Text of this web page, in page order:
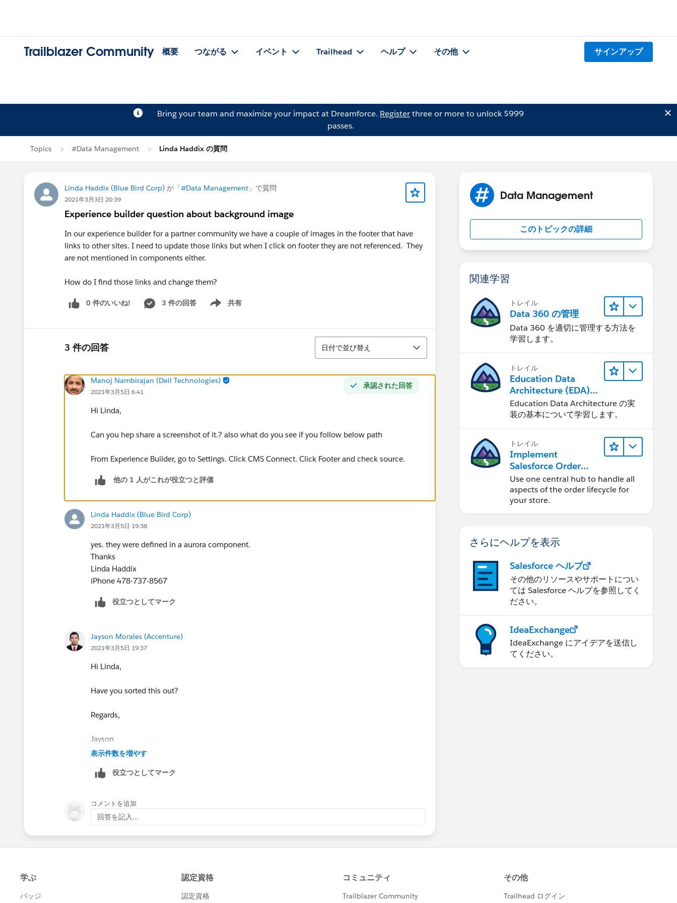
Trailblazer Community 概要 つながる イベント Trailhead ヘルプ その他 サインアップ
Bring your team and maximize your impact at Dreamforce. Registerthree or more to unlock $999
passes.
Topics #Data Management Linda Haddix の質問
Linda Haddix (Blue Bird Corp) が「#Data Management 」で質問
2021年3月3日 20:39
Experience builder question about background image
In our experience builder for a partner community we have a couple of images in the footer that have
links to other sites. I need to update those links but when I click on footer they are not referenced. They
are not mentioned in components either.
How do I find those links and change them?
0 件のいいね! 3 件の回答 共有
Show menu
3 件の回答
並び替え
日付で並び替え
承認された回答
Manoj Nambirajan (Dell Technologies)
2021年3月5日 6:41
Hi Linda,
Can you hep share a screenshot of it.? also what do you see if you follow below path
From Experience Builder, go to Settings. Click CMS Connect. Click Footer and check source.
他の 1 人がこれが役立つと評価
Linda Haddix (Blue Bird Corp)
2021年3月5日 19:38
yes. they were defined in a aurora component.
Thanks
Linda Haddix
iPhone 478-737-8567
役立つとしてマーク
Jayson Morales (Accenture)
2021年3月5日 19:37
Hi Linda,
Have you sorted this out?
Regards,
​​​​​​​Jayson
表示件数を増やす
役立つとしてマーク
コメントを追加
回答を記入...
Data Management
このトピックの詳細
関連学習
トレイル
Data 360 の管理
Data 360 を適切に管理する方法を
学習します。
トレイル
Education Data
Architecture (EDA)
の管理
Education Data Architecture の実
装の基本について学習します。
トレイル
Implement
Salesforce Order
Management with a
B2B, B2C, or B2B2C
Commerce Store
Use one central hub to handle all
aspects of the order lifecycle for
your store.
さらにヘルプを表示
Salesforce ヘルプ
その他のリソースやサポートについ
ては Salesforce ヘルプを参照してく
ださい。
IdeaExchange
IdeaExchange にアイデアを送信し
てください。